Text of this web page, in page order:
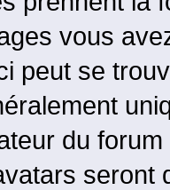
vous
peut se
du
seront